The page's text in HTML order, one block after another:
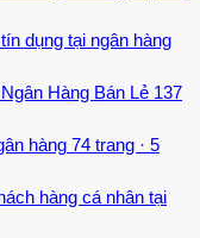
dụng tại ngân hàng
Hàng Bán Lẻ 137
hàng 74 trang · 5
hàng cá nhân tại